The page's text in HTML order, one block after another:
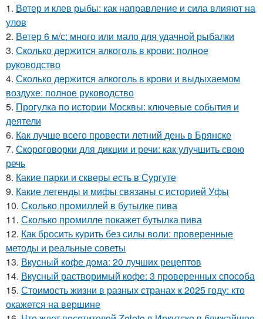
1. Ветер и клев рыбы: как направление и сила влияют на
улов
2. Ветер 6 м/с: много или мало для удачной рыбалки
3. Сколько держится алкоголь в крови: полное
руководство
4. Сколько держится алкоголь в крови и выдыхаемом
воздухе: полное руководство
5. Прогулка по истории Москвы: ключевые события и
деятели
6. Как лучше всего провести летний день в Брянске
7. Скороговорки для дикции и речи: как улучшить свою
речь
8. Какие парки и скверы есть в Сургуте
9. Какие легенды и мифы связаны с историей Уфы
10. Сколько промиллей в бутылке пива
11. Сколько промилле покажет бутылка пива
12. Как бросить курить без силы воли: проверенные
методы и реальные советы
13. Вкусный кофе дома: 20 лучших рецептов
14. Вкусный растворимый кофе: 3 проверенных способа
15. Стоимость жизни в разных странах к 2025 году: кто
окажется на вершине